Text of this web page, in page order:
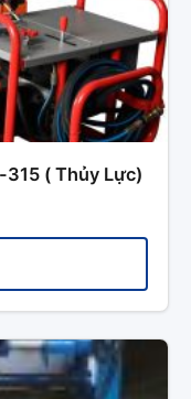
315 ( Thủy Lực)